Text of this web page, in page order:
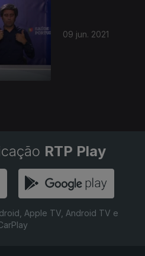
09 jun. 2021
RTP Play
Apple TV, Android TV e